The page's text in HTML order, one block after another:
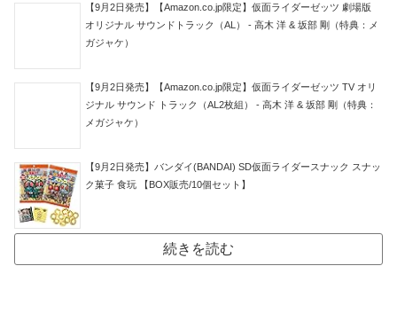
【9月2日発売】【Amazon.co.jp限定】仮面ライダーゼッツ 劇場版
オリジナル サウンドトラック（AL） - 高木 洋 & 坂部 剛（特典：メ
ガジャケ）
【9月2日発売】【Amazon.co.jp限定】仮面ライダーゼッツ TV オリ
ジナル サウンド トラック（AL2枚組） - 高木 洋 & 坂部 剛（特典：
メガジャケ）
【9月2日発売】バンダイ(BANDAI) SD仮面ライダースナック スナッ
ク菓子 食玩 【BOX販売/10個セット】
続きを読む